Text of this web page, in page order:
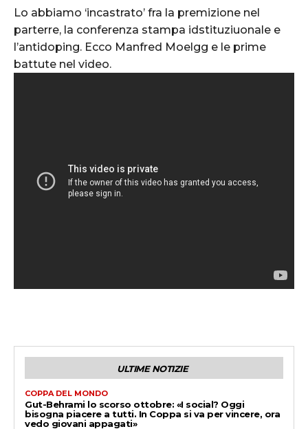
Lo abbiamo ‘incastrato’ fra la premizione nel
parterre, la conferenza stampa idstituziuonale e
l’antidoping. Ecco Manfred Moelgg e le prime
battute nel video.
ULTIME NOTIZIE
COPPA DEL MONDO
Gut-Behrami lo scorso ottobre: «I social? Oggi
bisogna piacere a tutti. In Coppa si va per vincere, ora
vedo giovani appagati»